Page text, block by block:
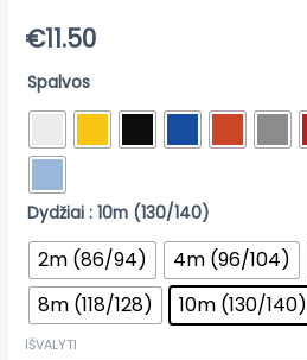
€11.50
Spalvos
Dydžiai : 10m (130/140)
2m (86/94) 4m (96/104)
8m (118/128)
10m (130/140)
IŠVALYTI